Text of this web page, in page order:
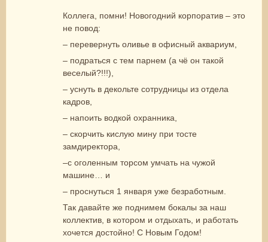
Коллега, помни! Новогодний корпоратив – это
не повод:
– перевернуть оливье в офисный аквариум,
– подраться с тем парнем (а чё он такой
веселый?!!!),
– уснуть в декольте сотрудницы из отдела
кадров,
– напоить водкой охранника,
– скорчить кислую мину при тосте
замдиректора,
–с оголенным торсом умчать на чужой
машине… и
– проснуться 1 января уже безработным.
Так давайте же поднимем бокалы за наш
коллектив, в котором и отдыхать, и работать
хочется достойно! С Новым Годом!